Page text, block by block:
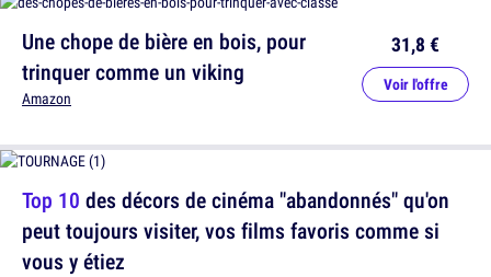
Top 10 des décors de cinéma "abandonnés" qu'on
peut toujours visiter, vos films favoris comme si
vous y étiez
Une chope de bière en bois, pour
trinquer comme un viking
Amazon
31,8 €
Voir l'offre